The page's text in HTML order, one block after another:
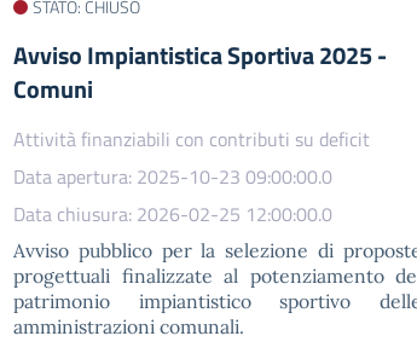
STATO: CHIUSO
Avviso Impiantistica Sportiva 2025 -
Comuni
Attività finanziabili con contributi su deficit
Data apertura: 2025-10-23 09:00:00.0
Data chiusura: 2026-02-25 12:00:00.0
Avviso pubblico per la selezione di
progettuali finalizzate al potenziamento
patrimonio impiantistico sportivo
amministrazioni comunali.